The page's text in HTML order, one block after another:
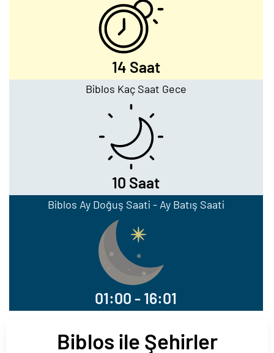
14 Saat
Biblos Kaç Saat Gece
10 Saat
Biblos Ay Doğuş Saati - Ay Batış Saati
01:00 - 16:01
Biblos ile Şehirler